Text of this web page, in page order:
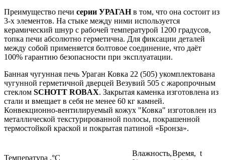
Преимущество печи серии УРАГАНв том, что она состоит из
3-х элементов. На стыке между ними используется
керамический шнур с рабочей температурой 1200 градусов,
топка печи абсолютно герметична. Для фиксации деталей
между собой применяется болтовое соединение, что даёт
100% гарантию безопасности при эксплуатации.
Банная чугунная печь Ураган Ковка 22 (505) укомплектована
чугунной герметичной дверцей Везувий 505 с жаропрочным
стеклом SCHOTT ROBAX. Закрытая каменка изготовлена из
стали и вмещает в себя не менее 60 кг камней.
Конвекционно-вентилируемый кожух "Ковка" изготовлен из
металлической текстурированной полосы, покрашенной
термостойкой краской и покрытая патиной «Бронза».
Температура ,°С
Влажность,Время, t